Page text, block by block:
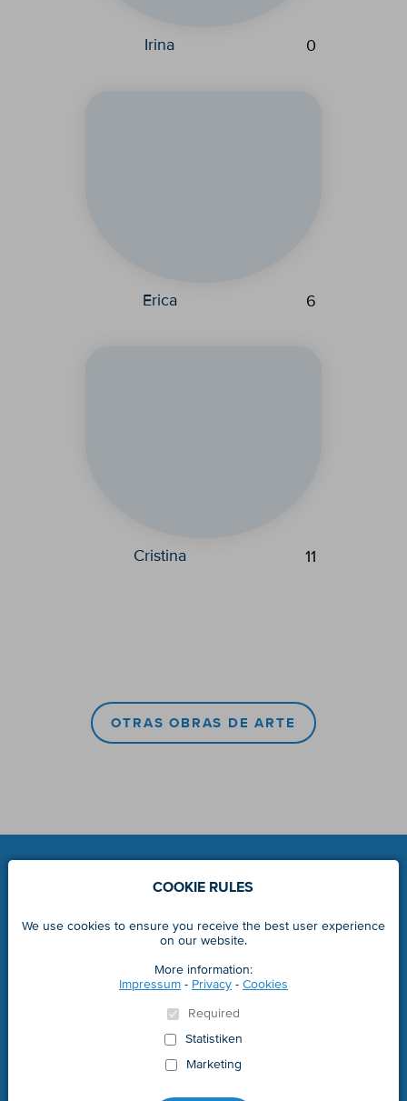
Irina 0
Erica 6
Cristina 11
OTRAS OBRAS DE ARTE
marlene.it
© 2008 - 2020 Marlene® - part. IVA 00122310212
IMPRESSUM
PRIVACY
COOKIE RULES
We use cookies to ensure you receive the best user experience
on our website.
More information:
Impressum- Privacy- Cookies
Required
Statistiken
Marketing